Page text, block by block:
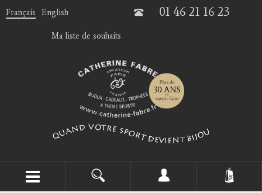
Français English 01 46 21 16 23
Ma liste de souhaits